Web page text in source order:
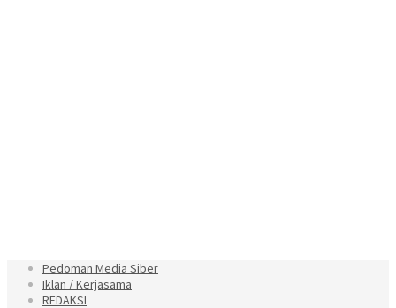
Pedoman Media Siber
Iklan / Kerjasama
REDAKSI